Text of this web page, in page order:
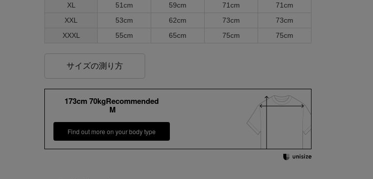
XL
51cm 59cm 71cm
71cm
XXL
53cm 62cm 73cm
73cm
XXXL
55cm 65cm 75cm 75cm
サイズの測り方
173cm 70kgRecommended
M
Find out more on your body type